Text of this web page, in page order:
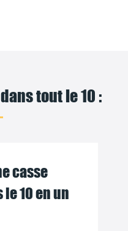
tout le 10 :
casse
10 en un